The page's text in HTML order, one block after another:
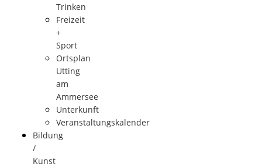
Trinken
Freizeit
+
Sport
Ortsplan
Utting
am
Ammersee
Unterkunft
Veranstaltungskalender
Bildung
/
Kunst